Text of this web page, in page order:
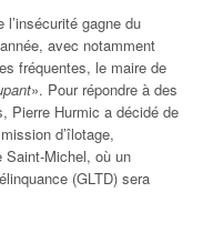
gagne du
avec notamment
fréquentes, le maire de
». Pour répondre à des
Pierre Hurmic a décidé de
d’îlotage,
Saint-Michel, où un
(GLTD) sera